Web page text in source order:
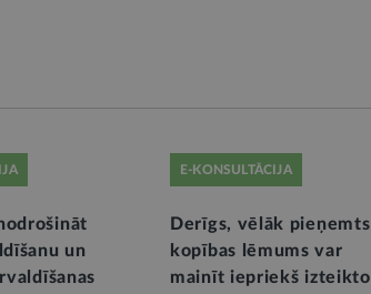
un
E-KONSULTĀCIJA
Derīgs, vēlāk pieņemts
kopības lēmums var
mainīt iepriekš izteikto